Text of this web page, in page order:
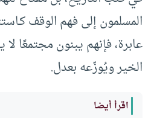
المسلمون إلى فهم الوقف
عابرة، فإنهم يبنون مجتمعًا لا
الخير ويُوزّعه بعدل.
اقرأ أيضا